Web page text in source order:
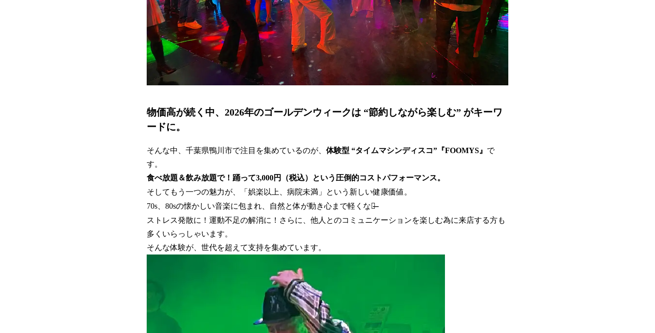
物価高が続く中、2026年のゴールデンウィークは “節約しながら楽しむ” がキーワ
ードに。
そんな中、千葉県鴨川市で注目を集めているのが、 体験型 “タイムマシンディスコ”『FOOMYS』 で
す。
食べ放題＆飲み放題で！踊って3,000円（税込）という圧倒的コストパフォーマンス。
そしてもう一つの魅力が、「娯楽以上、病院未満」という新しい健康価値。
70s、80sの懐かしい音楽に包まれ、自然と体が動き心まで軽くなる̶̶
ストレス発散に！運動不足の解消に！さらに、他人とのコミュニケーションを楽しむ為に来店する方も
多くいらっしゃいます。
そんな体験が、世代を超えて支持を集めています。